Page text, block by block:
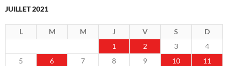
JUILLET 2021
L M M J V S
D
1
2 3
4
5
6 7 8 9 10
11